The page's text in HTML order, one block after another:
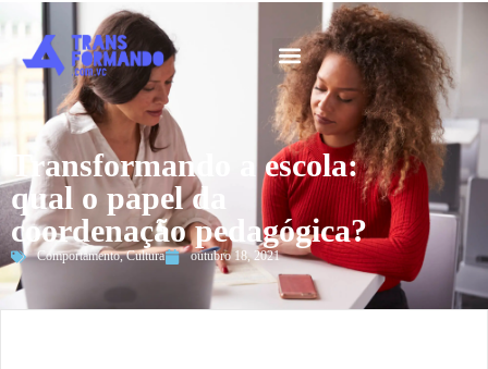
Transformando a escola:
qual o papel da
coordenação pedagógica?
Comportamento,Cultura outubro 18, 2021